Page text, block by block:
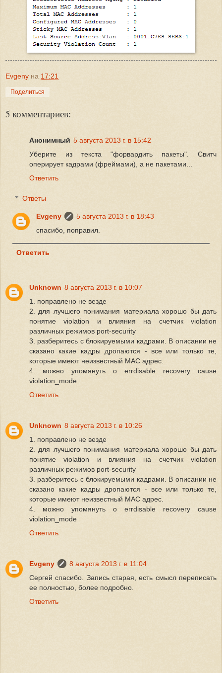
Evgeny на 17:21
Поделиться
5 комментариев:
Анонимный 5 августа 2013 г. в 15:42
Уберите из текста "форвардить пакеты". Свитч
оперирует кадрами (фреймами), а не пакетами...
Ответить
Ответы
Evgeny
5 августа 2013 г. в 18:43
спасибо, поправил.
Ответить
Unknown 8 августа 2013 г. в 10:07
1. поправлено не везде
2. для лучшего понимания материала хорошо бы дать
понятие violation и влияния на счетчик violation
различных режимов port-security
3. разберитесь с блокируемыми кадрами. В описании не
сказано какие кадры дропаются - все или только те,
которые имеют неизвестный MAC адрес.
4. можно упомянуть о errdisable recovery cause
violation_mode
Ответить
Unknown 8 августа 2013 г. в 10:26
1. поправлено не везде
2. для лучшего понимания материала хорошо бы дать
понятие violation и влияния на счетчик violation
различных режимов port-security
3. разберитесь с блокируемыми кадрами. В описании не
сказано какие кадры дропаются - все или только те,
которые имеют неизвестный MAC адрес.
4. можно упомянуть о errdisable recovery cause
violation_mode
Ответить
Evgeny
8 августа 2013 г. в 11:04
Сергей спасибо. Запись старая, есть смысл переписать
ее полностью, более подробно.
Ответить